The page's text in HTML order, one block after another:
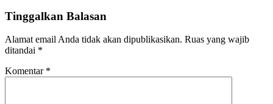
Tinggalkan Balasan
Alamat email Anda tidak akan dipublikasikan. Ruas yang wajib
ditandai *
Komentar *